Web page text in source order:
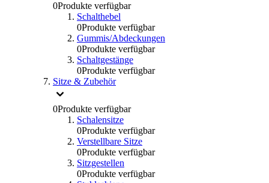
0Produkte verfügbar
Schalthebel
0Produkte verfügbar
Gummis/Abdeckungen
0Produkte verfügbar
Schaltgestänge
0Produkte verfügbar
Sitze & Zubehör
0Produkte verfügbar
Schalensitze
0Produkte verfügbar
Verstellbare Sitze
0Produkte verfügbar
Sitzgestellen
0Produkte verfügbar